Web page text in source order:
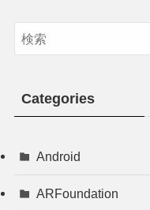
Categories
Android
ARFoundation